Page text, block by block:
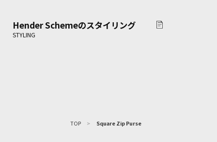
Hender Schemeのスタイリング
TOP > Square Zip Purse